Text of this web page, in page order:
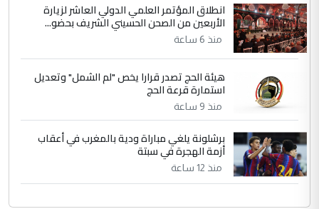
انطلاق المؤتمر العلمي الدولي العاشر لزيارة
الأربعين من الصحن الحسيني الشريف بحضو...
منذ 6 ساعة
هيئة الحج تصدر قرارا يخص "لم الشمل" وتعديل
استمارة قرعة الحج
منذ 9 ساعة
برشلونة يلغي مباراة ودية بالمغرب في أعقاب
أزمة الهجرة في سبتة
منذ 12 ساعة